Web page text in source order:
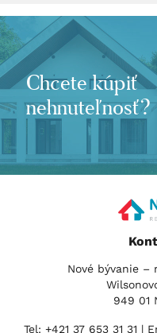
Chcete kúpiť
nehnuteľnosť?
Nové bývanie –
949 01
Tel: +421 37 653 31 31 |